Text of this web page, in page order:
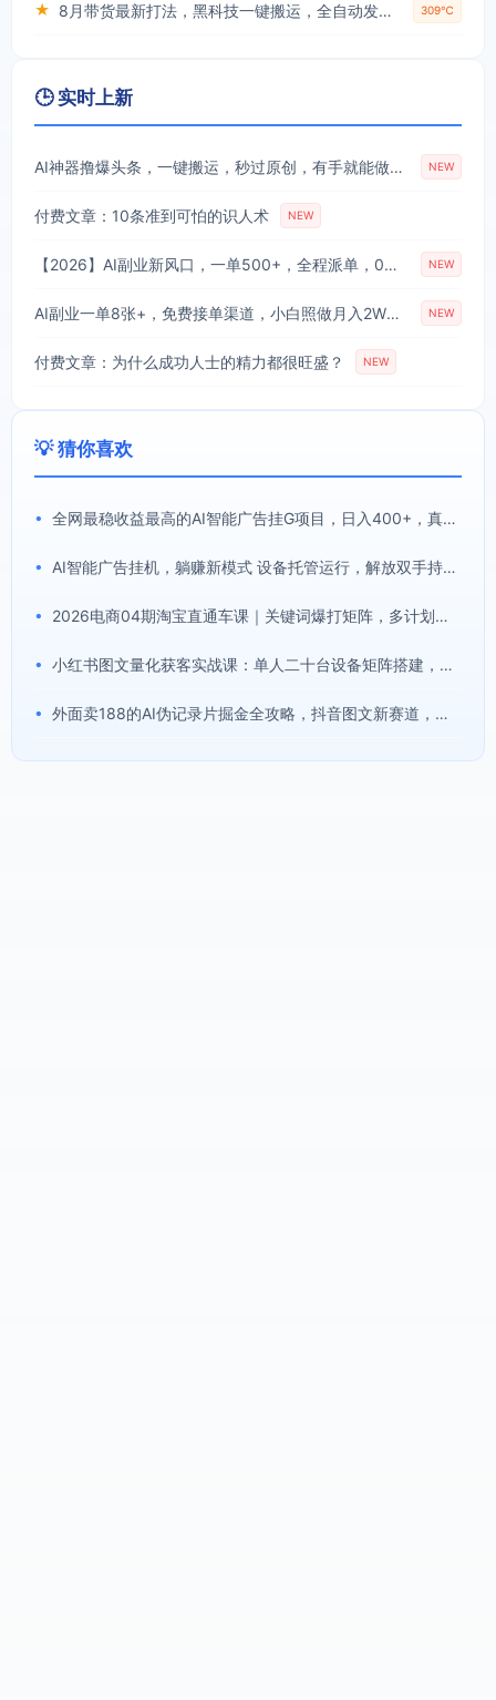
★ 8月带货最新打法，黑科技一键搬运，全自动发布单日5张+，提供矩阵玩法+无限账号【揭秘】 309℃
🕒 实时上新
AI神器撸爆头条，一键搬运，秒过原创，有手就能做，每天稳定200+【揭秘】 NEW
付费文章：10条准到可怕的识人术 NEW
【2026】AI副业新风口，一单500+，全程派单，0门槛直接干 NEW
AI副业一单8张+，免费接单渠道，小白照做月入2W【揭秘】 NEW
付费文章：为什么成功人士的精力都很旺盛？ NEW
💡 猜你喜欢
• 全网最稳收益最高的AI智能广告挂G项目，日入400+，真正的躺賺项目【揭秘】
• AI智能广告挂机，躺赚新模式 设备托管运行，解放双手持续变现
• 2026电商04期淘宝直通车课｜关键词爆打矩阵，多计划低出价，新品爆款差异化投放实操教学
• 小红书图文量化获客实战课：单人二十台设备矩阵搭建，标准化流程高效批量引流获客
• 外面卖188的AI伪记录片掘金全攻略，抖音图文新赛道，轻松涨粉变现，拿创作者伙伴计划收益【文档】